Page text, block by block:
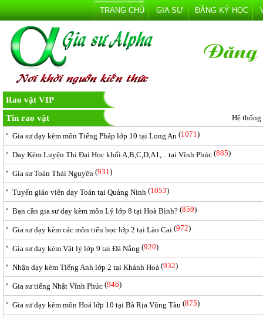
TRANG CHỦ GIA SƯ ĐĂNG KÝ HỌC
Rao vặt VIP
Tin rao vặt
Hệ
Gia sư dạy kèm môn Tiếng Pháp lớp 10 tại Long An (1071)
Dạy Kèm Luyện Thi Đại Học khối A,B,C,D,A1,... tại Vĩnh Phúc (885)
Gia sư Toán Thái Nguyên (931)
Tuyển giáo viên dạy Toán tại Quảng Ninh (1053)
Bạn cần gia sư dạy kèm môn Lý lớp 8 tại Hoà Bình? (859)
Gia sư dạy kèm các môn tiểu học lớp 2 tại Lào Cai (972)
Gia sư dạy kèm Vật lý lớp 9 tại Đà Nẵng (920)
Nhận dạy kèm Tiếng Anh lớp 2 tại Khánh Hoà (932)
Gia sư tiếng Nhật Vĩnh Phúc (946)
Gia sư dạy kèm môn Hoá lớp 10 tại Bà Rịa Vũng Tàu (875)